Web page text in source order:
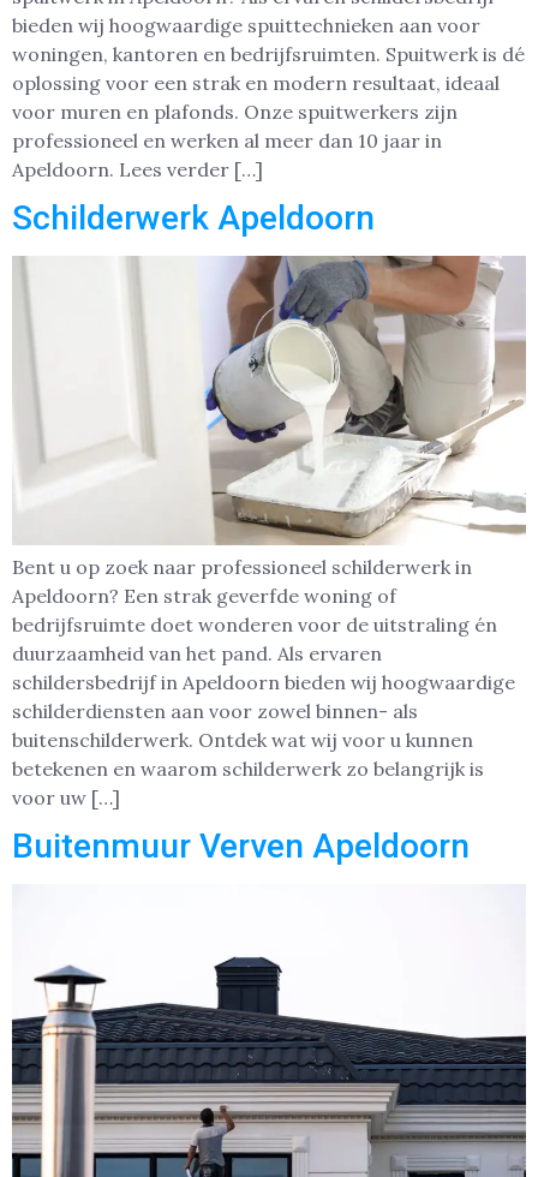
bieden wij hoogwaardige spuittechnieken aan voor
woningen, kantoren en bedrijfsruimten. Spuitwerk is dé
oplossing voor een strak en modern resultaat, ideaal
voor muren en plafonds. Onze spuitwerkers zijn
professioneel en werken al meer dan 10 jaar in
Apeldoorn. Lees verder […]
Schilderwerk Apeldoorn
Bent u op zoek naar professioneel schilderwerk in
Apeldoorn? Een strak geverfde woning of
bedrijfsruimte doet wonderen voor de uitstraling én
duurzaamheid van het pand. Als ervaren
schildersbedrijf in Apeldoorn bieden wij hoogwaardige
schilderdiensten aan voor zowel binnen- als
buitenschilderwerk. Ontdek wat wij voor u kunnen
betekenen en waarom schilderwerk zo belangrijk is
voor uw […]
Buitenmuur Verven Apeldoorn